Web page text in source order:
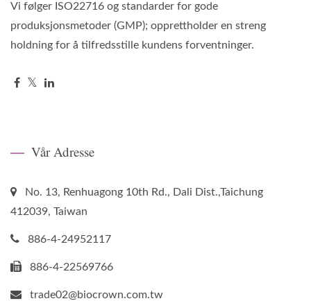
Vi følger ISO22716 og standarder for gode
produksjonsmetoder (GMP); opprettholder en streng
holdning for å tilfredsstille kundens forventninger.
Vår Adresse
No. 13, Renhuagong 10th Rd., Dali Dist.,Taichung
412039, Taiwan
886-4-24952117
886-4-22569766
trade02@biocrown.com.tw